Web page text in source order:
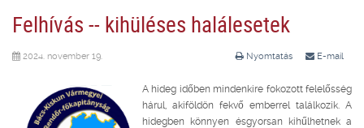
Felhívás -- kihüléses halálesetek
Nyomtatás E-mail
2024. november 19.
A hideg időben mindenkire fokozott felelősség
hárul, akiföldön fekvő emberrel találkozik. A
hidegben könnyen ésgyorsan kihűlhetnek a